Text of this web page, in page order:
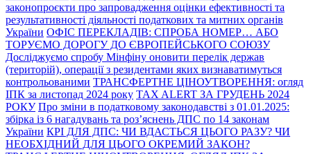
законопроєкти про запровадження оцінки ефективності та
результативності діяльності податкових та митних органів
України ОФІС ПЕРЕКЛАДІВ: СПРОБА НОМЕР… АБО
ТОРУЄМО ДОРОГУ ДО ЄВРОПЕЙСЬКОГО СОЮЗУ
Досліджуємо спробу Мінфіну оновити перелік держав
(територій), операції з резидентами яких визнаватимуться
контрольованими ТРАНСФЕРТНЕ ЦІНОУТВОРЕННЯ: огляд
ІПК за листопад 2024 року TAX ALERT ЗА ГРУДЕНЬ 2024
РОКУ Про зміни в податковому законодавстві з 01.01.2025:
збірка із 6 нагадувань та роз’яснень ДПС по 14 законам
України КРІ ДЛЯ ДПС: ЧИ ВДАСТЬСЯ ЦЬОГО РАЗУ? ЧИ
НЕОБХІДНИЙ ДЛЯ ЦЬОГО ОКРЕМИЙ ЗАКОН?